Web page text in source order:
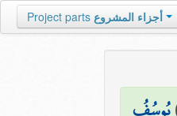
Project parts أجزاء المشروع